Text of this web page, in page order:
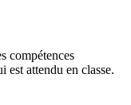
compétences
est attendu en classe.